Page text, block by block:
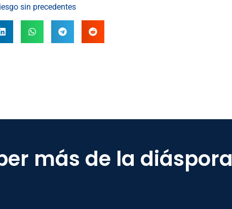
sin precedentes
más de la diáspora